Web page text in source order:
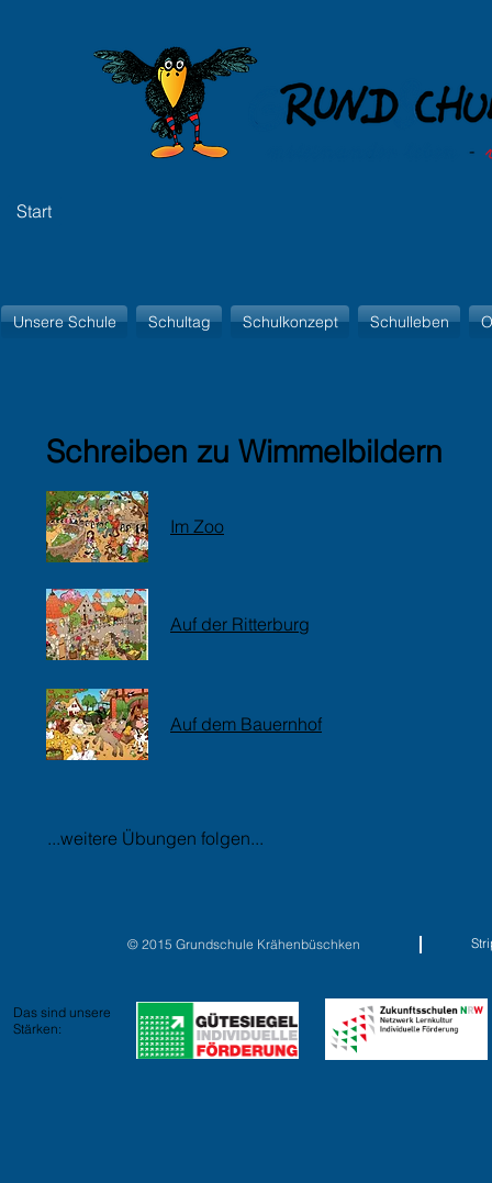
Start
Unsere Schule Schultag Schulkonzept Schulleben
Schreiben zu Wimmelbildern
Im Zoo
Auf der Ritterburg
Auf dem Bauernhof
...weitere Übungen folgen...
© 2015 Grundschule Krähenbüschken
Das sind unsere
Stärken: